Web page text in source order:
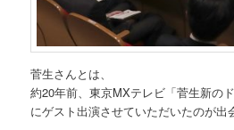
菅生さんとは、
約20年前、東京MXテレビ「菅生新の
にゲスト出演させていただいたのが出